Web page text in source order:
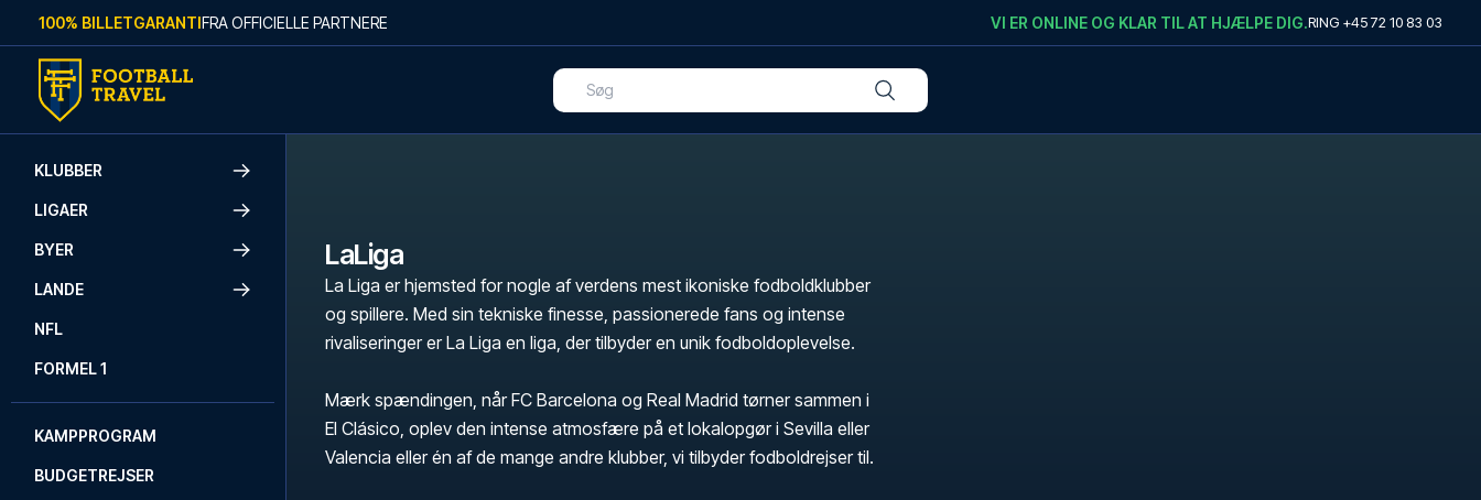
Skip to content
100% BILLETGARANTIFRA OFFICIELLE PARTNERE VI ER ONLINE OG KLAR TIL AT HJÆLPE DIG.RING +45 72 10 83 03
KLUBBER
LIGAER
BYER
LANDE
NFL
FORMEL 1
KAMPPROGRAM
BUDGETREJSER
LaLiga
La Liga er hjemsted for nogle af verdens mest ikoniske fodboldklubber
og spillere. Med sin tekniske finesse, passionerede fans og intense
rivaliseringer er La Liga en liga, der tilbyder en unik fodboldoplevelse.
Mærk spændingen, når FC Barcelona og Real Madrid tørner sammen i
El Clásico, oplev den intense atmosfære på et lokalopgør i Sevilla eller
Valencia eller én af de mange andre klubber, vi tilbyder fodboldrejser til.